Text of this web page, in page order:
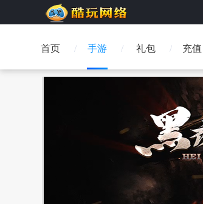
首页 手游 礼包 充值